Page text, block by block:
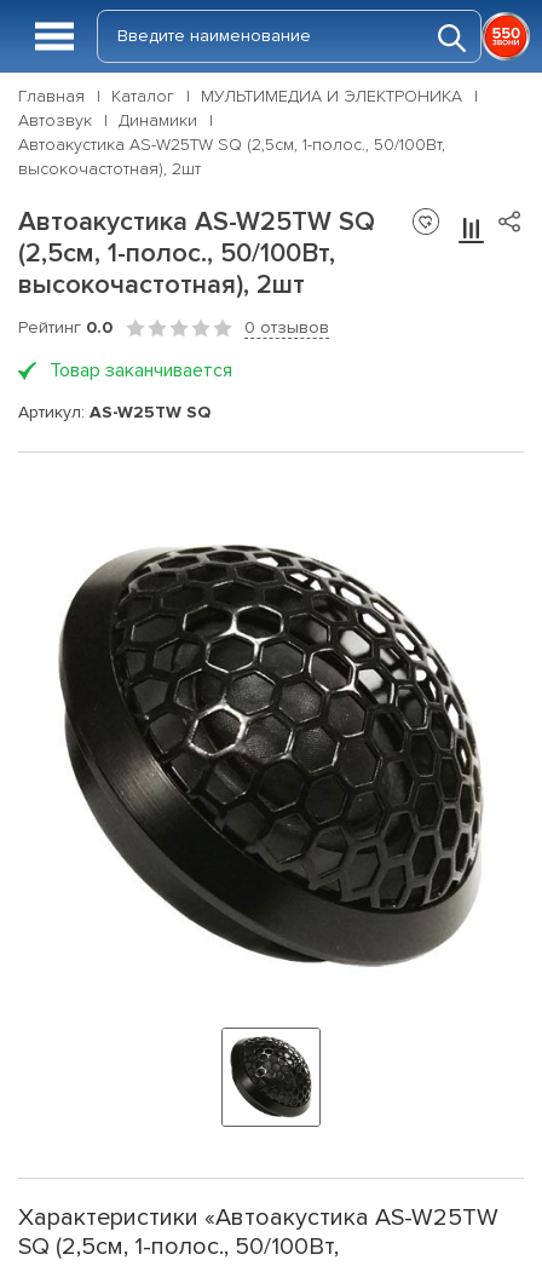
Главная Каталог
МУЛЬТИМЕДИА И ЭЛЕКТРОНИКА
Автозвук
Динамики
Автоакустика AS-W25TW SQ (2,5см, 1-полос., 50/100Вт,
высокочастотная), 2шт
Автоакустика AS-W25TW SQ
(2,5см, 1-полос., 50/100Вт,
высокочастотная), 2шт
Рейтинг 0.0 0 отзывов
Товар заканчивается
Артикул: AS-W25TW SQ
Характеристики «Автоакустика AS-W25TW
SQ (2,5см, 1-полос., 50/100Вт,